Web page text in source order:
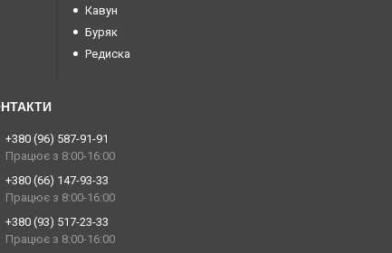
Кавун
Буряк
Редиска
+380 (96) 587-91-91
Працює з 8:00-16:00
+380 (66) 147-93-33
Працює з 8:00-16:00
+380 (93) 517-23-33
Працює з 8:00-16:00